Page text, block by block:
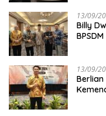
13/09/
Billy
13/09/
Berlian